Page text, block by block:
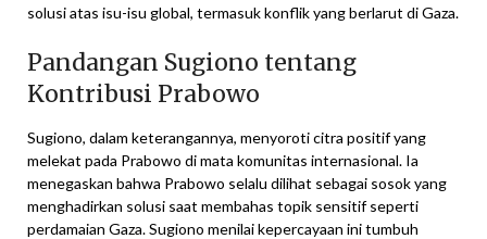
solusi atas isu-isu global, termasuk konflik yang berlarut di Gaza.
Pandangan Sugiono tentang
Kontribusi Prabowo
Sugiono, dalam keterangannya, menyoroti citra positif yang
melekat pada Prabowo di mata komunitas internasional. Ia
menegaskan bahwa Prabowo selalu dilihat sebagai sosok yang
menghadirkan solusi saat membahas topik sensitif seperti
perdamaian Gaza. Sugiono menilai kepercayaan ini tumbuh